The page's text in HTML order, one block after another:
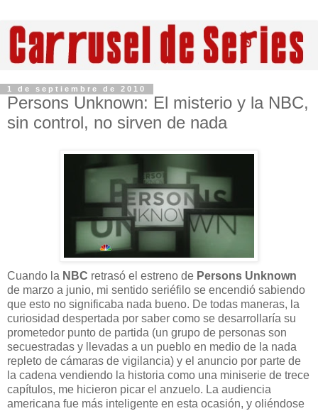
1 de septiembre de 2010
Persons Unknown: El misterio y la NBC,
sin control, no sirven de nada
Cuando la NBC retrasó el estreno de Persons Unknown
de marzo a junio, mi sentido seriéfilo se encendió sabiendo
que esto no significaba nada bueno. De todas maneras, la
curiosidad despertada por saber como se desarrollaría su
prometedor punto de partida (un grupo de personas son
secuestradas y llevadas a un pueblo en medio de la nada
repleto de cámaras de vigilancia) y el anuncio por parte de
la cadena vendiendo la historia como una miniserie de trece
capítulos, me hicieron picar el anzuelo. La audiencia
americana fue más inteligente en esta ocasión, y oliéndose